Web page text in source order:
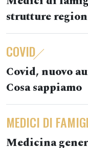
strutture
COVID
Covid, nuovo
Cosa sappiamo
MEDICI DI
Medicina